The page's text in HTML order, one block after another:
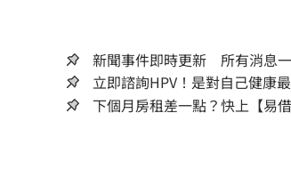
新聞事件即時更新 所有消息一
立即諮詢HPV！是對自己健康
下個月房租差一點？快上【易